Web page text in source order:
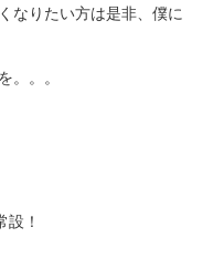
なりたい方は是非、僕に
。。。
！